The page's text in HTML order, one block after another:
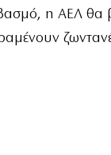
η ΑΕΛ θα